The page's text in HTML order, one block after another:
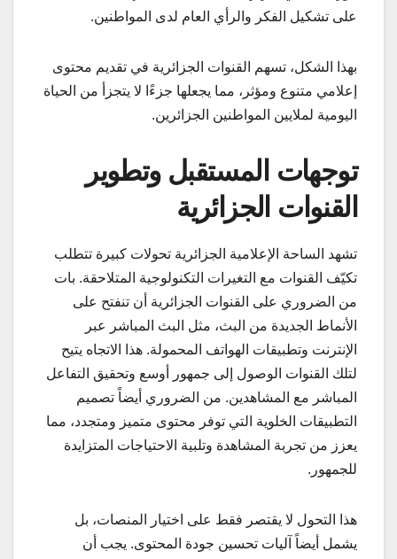
على تشكيل الفكر والرأي العام لدى المواطنين.
بهذا الشكل، تسهم القنوات الجزائرية في تقديم محتوى
إعلامي متنوع ومؤثر، مما يجعلها جزءًا لا يتجزأ من الحياة
اليومية لملايين المواطنين الجزائرين.
توجهات المستقبل وتطوير
القنوات الجزائرية
تشهد الساحة الإعلامية الجزائرية تحولات كبيرة تتطلب
تكيّف القنوات مع التغيرات التكنولوجية المتلاحقة. بات
من الضروري على القنوات الجزائرية أن تنفتح على
الأنماط الجديدة من البث، مثل البث المباشر عبر
الإنترنت وتطبيقات الهواتف المحمولة. هذا الاتجاه يتيح
لتلك القنوات الوصول إلى جمهور أوسع وتحقيق التفاعل
المباشر مع المشاهدين. من الضروري أيضاً تصميم
التطبيقات الخلوية التي توفر محتوى متميز ومتجدد، مما
يعزز من تجربة المشاهدة وتلبية الاحتياجات المتزايدة
للجمهور.
هذا التحول لا يقتصر فقط على اختيار المنصات، بل
يشمل أيضاً آليات تحسين جودة المحتوى. يجب أن